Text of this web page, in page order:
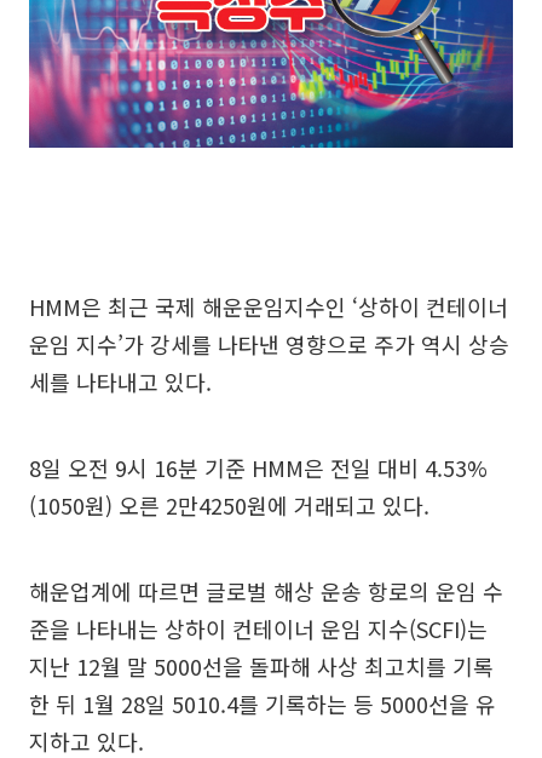
HMM은 최근 국제 해운운임지수인 ‘상하이 컨테이너
운임 지수’가 강세를 나타낸 영향으로 주가 역시 상승
세를 나타내고 있다.
8일 오전 9시 16분 기준 HMM은 전일 대비 4.53%
(1050원) 오른 2만4250원에 거래되고 있다.
해운업계에 따르면 글로벌 해상 운송 항로의 운임 수
준을 나타내는 상하이 컨테이너 운임 지수(SCFI)는
지난 12월 말 5000선을 돌파해 사상 최고치를 기록
한 뒤 1월 28일 5010.4를 기록하는 등 5000선을 유
지하고 있다.